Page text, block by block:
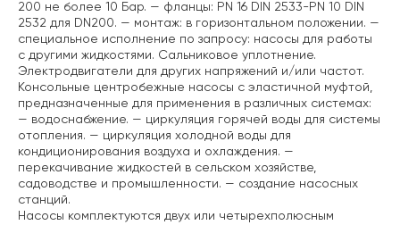
200 не более 10 Бар. — фланцы: PN 16 DIN 2533-PN 10 DIN
2532 для DN200. — монтаж: в горизонтальном положении. —
специальное исполнение по запросу: насосы для работы
с другими жидкостями. Сальниковое уплотнение.
Электродвигатели для других напряжений и/или частот.
Консольные центробежные насосы с эластичной муфтой,
предназначенные для применения в различных системах:
— водоснабжение. — циркуляция горячей воды для системы
отопления. — циркуляция холодной воды для
кондиционирования воздуха и охлаждения. —
перекачивание жидкостей в сельском хозяйстве,
садоводстве и промышленности. — создание насосных
станций.
Насосы комплектуются двух или четырехполюсным